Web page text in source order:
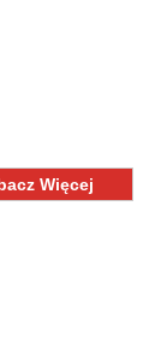
Więcej